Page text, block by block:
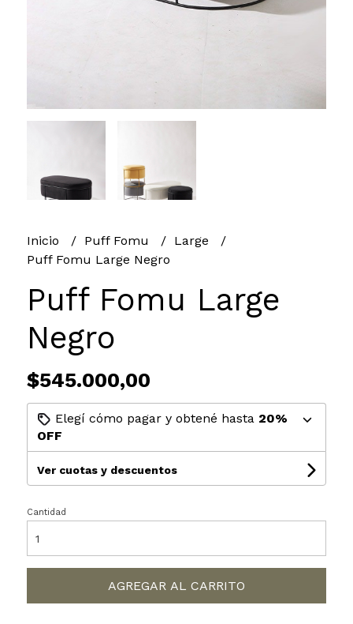
Inicio Puff Fomu
Large
Puff Fomu Large Negro
Puff Fomu Large
Negro
$545.000,00
Elegí cómo pagar y obtené hasta 20%
OFF
Ver cuotas y descuentos
Cantidad
AGREGAR AL CARRITO